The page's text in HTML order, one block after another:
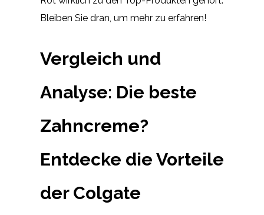
Bleiben Sie dran, um mehr zu erfahren!
Vergleich und
Analyse: Die beste
Zahncreme?
Entdecke die Vorteile
der Colgate